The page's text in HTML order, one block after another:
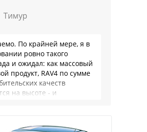
Тимур
По крайней мере, я в
ровно такого
и ожидал: как массовый
продукт, RAV4 по сумме
качеств
на высоте - и